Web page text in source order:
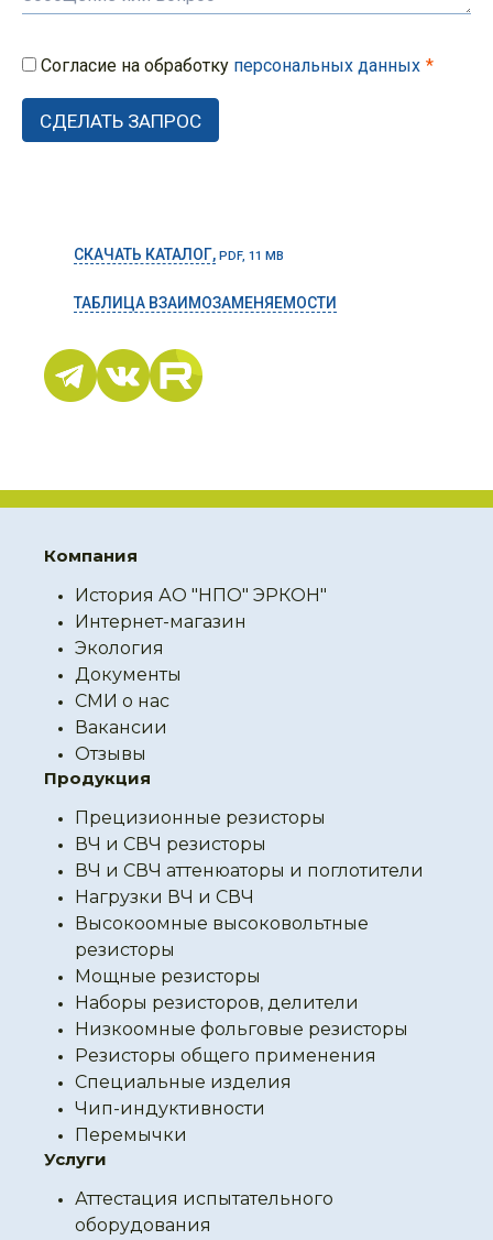
Согласие на обработку персональных данных
СКАЧАТЬ КАТАЛОГ, PDF, 11 MB
ТАБЛИЦА ВЗАИМОЗАМЕНЯЕМОСТИ
Компания
История АО "НПО" ЭРКОН"
Интернет-магазин
Экология
Документы
СМИ о нас
Вакансии
Отзывы
Продукция
Прецизионные резисторы
ВЧ и СВЧ резисторы
ВЧ и СВЧ аттенюаторы и поглотители
Нагрузки ВЧ и СВЧ
Высокоомные высоковольтные
резисторы
Мощные резисторы
Наборы резисторов, делители
Низкоомные фольговые резисторы
Резисторы общего применения
Специальные изделия
Чип-индуктивности
Перемычки
Услуги
Аттестация испытательного
оборудования